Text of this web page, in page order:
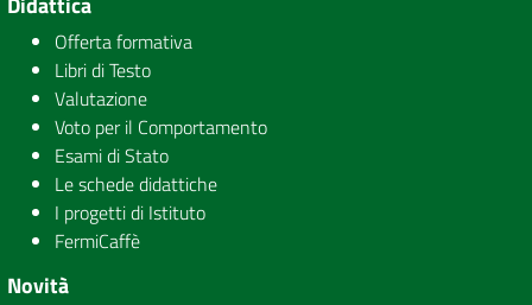
Offerta formativa
Libri di Testo
Valutazione
Voto per il Comportamento
Esami di Stato
Le schede didattiche
I progetti di Istituto
FermiCaffè
Novità